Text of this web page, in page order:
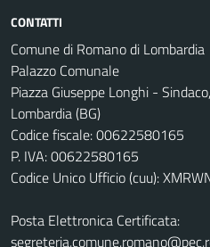
CONTATTI
Comune di Romano di Lombardia
Palazzo Comunale
Piazza Giuseppe Longhi -
Lombardia (BG)
Codice fiscale: 00622580165
P. IVA: 00622580165
Codice Unico Ufficio (cuu):
Posta Elettronica Certificata: